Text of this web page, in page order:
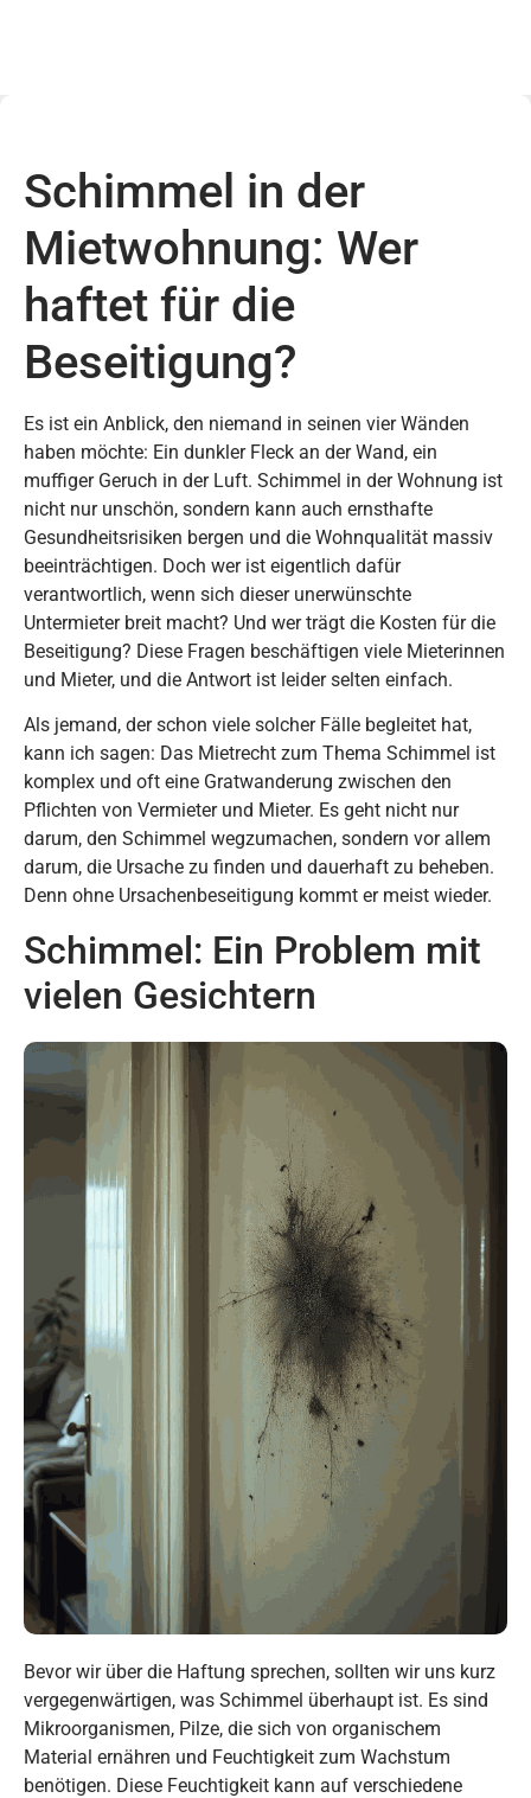
Schimmel in der
Mietwohnung: Wer
haftet für die
Beseitigung?
Es ist ein Anblick, den niemand in seinen vier Wänden
haben möchte: Ein dunkler Fleck an der Wand, ein
muffiger Geruch in der Luft. Schimmel in der Wohnung ist
nicht nur unschön, sondern kann auch ernsthafte
Gesundheitsrisiken bergen und die Wohnqualität massiv
beeinträchtigen. Doch wer ist eigentlich dafür
verantwortlich, wenn sich dieser unerwünschte
Untermieter breit macht? Und wer trägt die Kosten für die
Beseitigung? Diese Fragen beschäftigen viele Mieterinnen
und Mieter, und die Antwort ist leider selten einfach.
Als jemand, der schon viele solcher Fälle begleitet hat,
kann ich sagen: Das Mietrecht zum Thema Schimmel ist
komplex und oft eine Gratwanderung zwischen den
Pflichten von Vermieter und Mieter. Es geht nicht nur
darum, den Schimmel wegzumachen, sondern vor allem
darum, die Ursache zu finden und dauerhaft zu beheben.
Denn ohne Ursachenbeseitigung kommt er meist wieder.
Schimmel: Ein Problem mit
vielen Gesichtern
Bevor wir über die Haftung sprechen, sollten wir uns kurz
vergegenwärtigen, was Schimmel überhaupt ist. Es sind
Mikroorganismen, Pilze, die sich von organischem
Material ernähren und Feuchtigkeit zum Wachstum
benötigen. Diese Feuchtigkeit kann auf verschiedene